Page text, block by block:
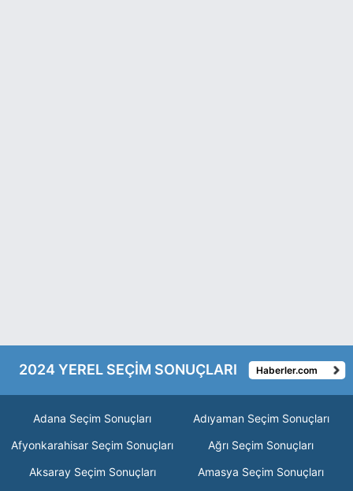
2024 YEREL SEÇİM SONUÇLARI Haberler.com
Adana Seçim Sonuçları
Adıyaman Seçim Sonuçları
Afyonkarahisar Seçim Sonuçları
Ağrı Seçim Sonuçları
Aksaray Seçim Sonuçları
Amasya Seçim Sonuçları